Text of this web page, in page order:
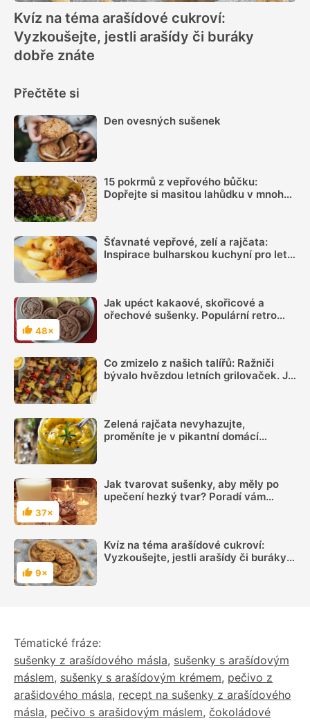
Kvíz na téma arašídové cukroví:
Vyzkoušejte, jestli arašídy či buráky
dobře znáte
Přečtěte si
Den ovesných sušenek
15 pokrmů z vepřového bůčku:
Dopřejte si masitou lahůdku v mnoha
Šťavnaté vepřové, zelí a rajčata:
Inspirace bulharskou kuchyní pro letní
Hodnocení
48×
Jak upéct kakaové, skořicové a
ořechové sušenky. Populární retro
Co zmizelo z našich talířů: Ražniči
bývalo hvězdou letních grilovaček. Je
Zelená rajčata nevyhazujte,
proměníte je v pikantní domácí
Hodnocení
37×
Jak tvarovat sušenky, aby měly po
upečení hezký tvar? Poradí vám
Hodnocení
9×
Kvíz na téma arašídové cukroví:
Vyzkoušejte, jestli arašídy či buráky
Tématické fráze:
sušenky z arašídového másla, sušenky s arašídovým
máslem, sušenky s arašídovým krémem, pečivo z
arašidového másla, recept na sušenky z arašídového
másla, pečivo s arašidovým máslem, čokoládové